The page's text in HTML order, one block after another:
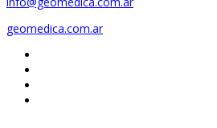
geomedica.com.ar